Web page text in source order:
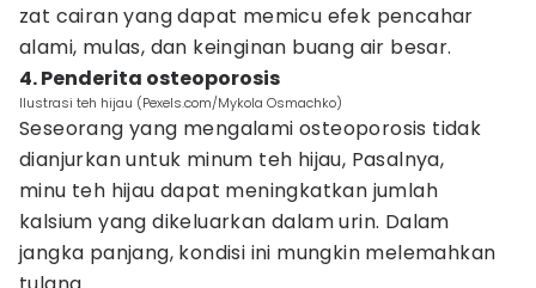
zat cairan yang dapat memicu efek pencahar
alami, mulas, dan keinginan buang air besar.
4. Penderita osteoporosis
Ilustrasi teh hijau (Pexels.com/Mykola Osmachko)
Seseorang yang mengalami osteoporosis tidak
dianjurkan untuk minum teh hijau, Pasalnya,
minu teh hijau dapat meningkatkan jumlah
kalsium yang dikeluarkan dalam urin. Dalam
jangka panjang, kondisi ini mungkin melemahkan